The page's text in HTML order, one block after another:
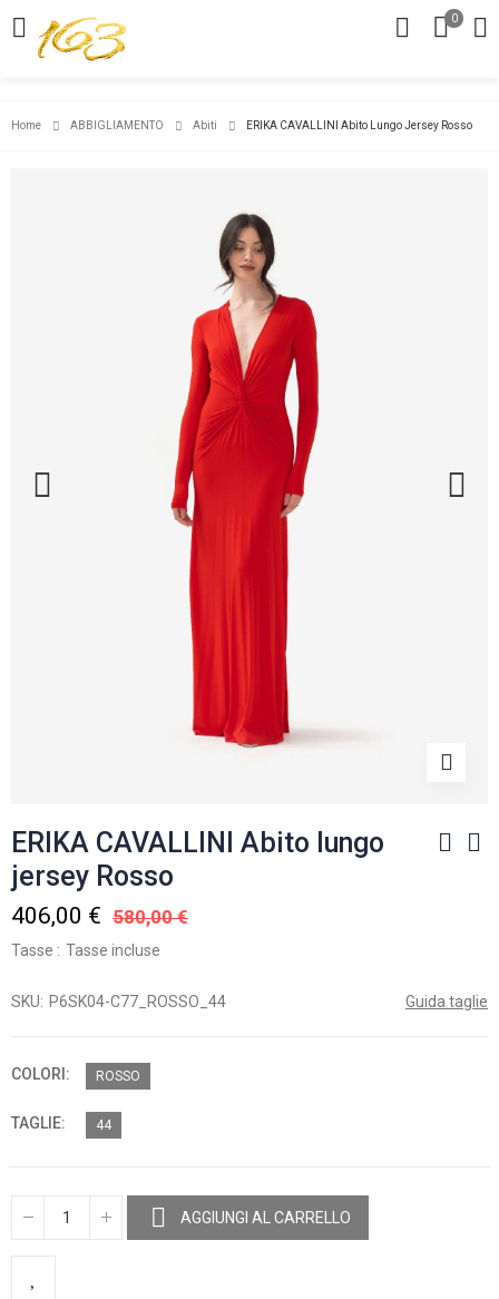
0
Home ABBIGLIAMENTO Abiti ERIKA CAVALLINI Abito Lungo Jersey Rosso
ERIKA CAVALLINI Abito lungo
jersey Rosso
406,00 € 580,00 €
Tasse Tasse incluse
Guida taglie
SKU P6SK04-C77_ROSSO_44
COLORI ROSSO
TAGLIE 44
AGGIUNGI AL CARRELLO